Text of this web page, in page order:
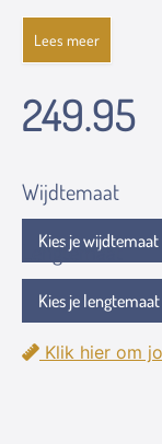
Lees meer
249.95
Wijdtemaat
Lengtemaat
Klik hier om